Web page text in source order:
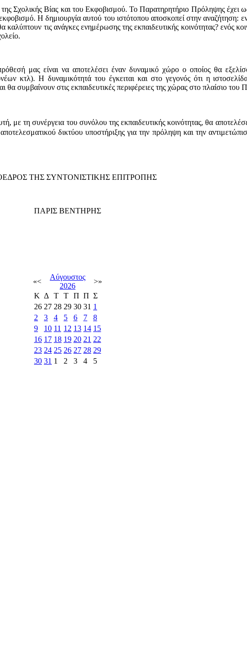
Σχολικής Βίας και του Εκφοβισμού. Το Παρατηρητήριο Πρόληψης έχει
Η δημιουργία αυτού του ιστότοπου αποσκοπεί στην αναζήτηση:
τις ανάγκες ενημέρωσης της εκπαιδευτικής κοινότητας? ενός
μας είναι να αποτελέσει έναν δυναμικό χώρο ο οποίος θα
κτλ). Η δυναμικότητά του έγκειται και στο γεγονός ότι η
συμβαίνουν στις εκπαιδευτικές περιφέρειες της χώρας στο πλαίσιο του
με τη συνέργεια του συνόλου της εκπαιδευτικής κοινότητας, θα
δικτύου υποστήριξης για την πρόληψη και την
ΤΗΣ ΣΥΝΤΟΝΙΣΤΙΚΗΣ ΕΠΙΤΡΟΠΗΣ
ΠΑΡΙΣ ΒΕΝΤΗΡΗΣ
«<
Αύγουστος
2026
>»
Κ Δ Τ Τ Π Π Σ
26 27 28 29 30 31 1
2
3 4 5 6 7
8
9
10 11 12 13 14 15
16 17 18 19 20 21 22
23 24 25 26 27 28 29
30 31 1 2 3 4 5